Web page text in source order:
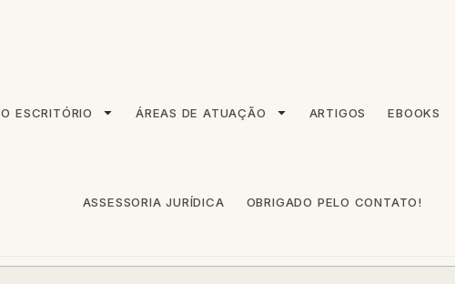
O ESCRITÓRIO ÁREAS DE ATUAÇÃO ARTIGOS EBOOKS
ASSESSORIA JURÍDICA OBRIGADO PELO CONTATO!